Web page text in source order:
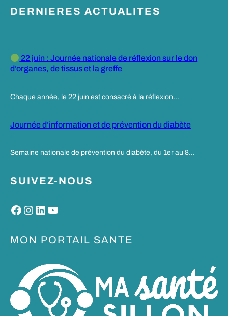
DERNIERES ACTUALITES
22 juin : Journée nationale de réflexion sur le don
d’organes, de tissus et la greffe
Chaque année, le 22 juin est consacré à la réflexion…
Journée d’information et de prévention du diabète
Semaine nationale de prévention du diabète, du 1er au 8…
SUIVEZ-NOUS
Facebook Instagram LinkedIn YouTube
MON PORTAIL SANTE